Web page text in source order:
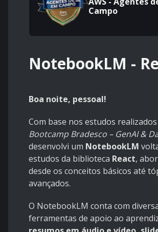
Campo
NotebookLM -
Boa noite, pessoal!
Com base nos estudos
Bootcamp Bradesco – GenAI &
desenvolvi um NotebookLM
estudos da biblioteca React,
desde os conceitos básicos até
avançados.
O NotebookLM conta com
ferramentas de apoio ao